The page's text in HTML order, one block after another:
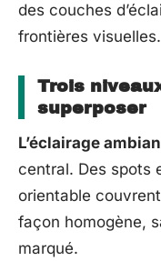
des couches
frontières visuelles.
Trois
superposer
L’éclairage
central. Des spots
orientable
façon homogène,
marqué.